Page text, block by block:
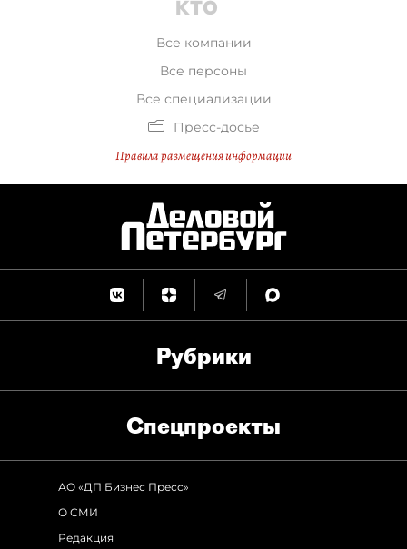
Все компании
Все персоны
Все специализации
Пресс-досье
Правила размещения информации
Рубрики
Спец­проекты
АО «ДП Бизнес Пресс»
О СМИ
Редакция